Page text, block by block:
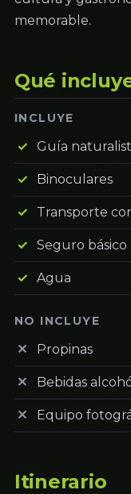
memorable.
Qué
INCLUYE
Guía
Binoculares
Transporte
Seguro básico
Agua
NO INCLUYE
Propinas
Bebidas
Equipo
Itinerario